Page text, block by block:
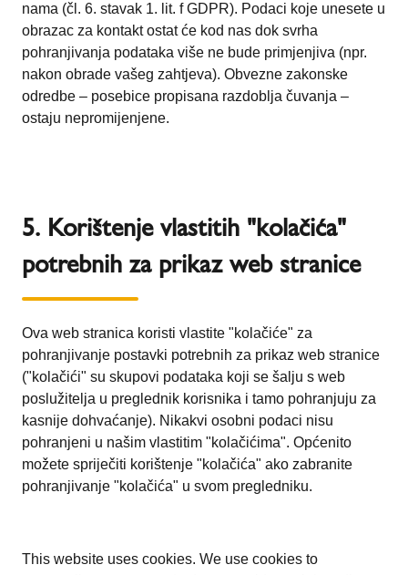
nama (čl. 6. stavak 1. lit. f GDPR). Podaci koje unesete u
obrazac za kontakt ostat će kod nas dok svrha
pohranjivanja podataka više ne bude primjenjiva (npr.
nakon obrade vašeg zahtjeva). Obvezne zakonske
odredbe – posebice propisana razdoblja čuvanja –
ostaju nepromijenjene.
5. Korištenje vlastitih "kolačića"
potrebnih za prikaz web stranice
Ova web stranica koristi vlastite "kolačiće" za
pohranjivanje postavki potrebnih za prikaz web stranice
("kolačići" su skupovi podataka koji se šalju s web
poslužitelja u preglednik korisnika i tamo pohranjuju za
kasnije dohvaćanje). Nikakvi osobni podaci nisu
pohranjeni u našim vlastitim "kolačićima". Općenito
možete spriječiti korištenje "kolačića" ako zabranite
pohranjivanje "kolačića" u svom pregledniku.
This website uses cookies. We use cookies to